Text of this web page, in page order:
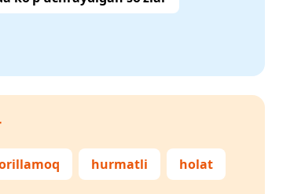
hurmatli holat